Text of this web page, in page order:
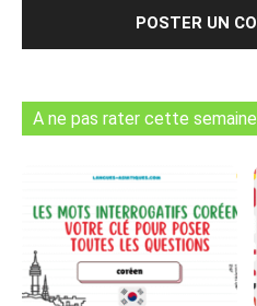
A ne pas rater cette semaine